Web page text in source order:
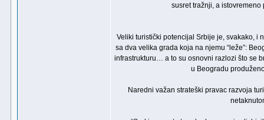
susret tražnji, a istovremeno
Veliki turistički potencijal Srbije je, svakako, i
sa dva velika grada koja na njemu “leže”:
infrastrukturu… a to su osnovni razlozi što se
u Beogradu
Naredni važan strateški pravac razvoja